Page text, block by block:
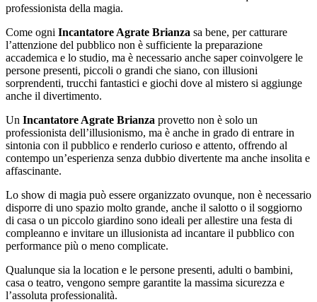
professionista della magia.
Come ogni Incantatore Agrate Brianza sa bene, per catturare
l’attenzione del pubblico non è sufficiente la preparazione
accademica e lo studio, ma è necessario anche saper coinvolgere le
persone presenti, piccoli o grandi che siano, con illusioni
sorprendenti, trucchi fantastici e giochi dove al mistero si aggiunge
anche il divertimento.
Un Incantatore Agrate Brianza provetto non è solo un
professionista dell’illusionismo, ma è anche in grado di entrare in
sintonia con il pubblico e renderlo curioso e attento, offrendo al
contempo un’esperienza senza dubbio divertente ma anche insolita e
affascinante.
Lo show di magia può essere organizzato ovunque, non è necessario
disporre di uno spazio molto grande, anche il salotto o il soggiorno
di casa o un piccolo giardino sono ideali per allestire una festa di
compleanno e invitare un illusionista ad incantare il pubblico con
performance più o meno complicate.
Qualunque sia la location e le persone presenti, adulti o bambini,
casa o teatro, vengono sempre garantite la massima sicurezza e
l’assoluta professionalità.